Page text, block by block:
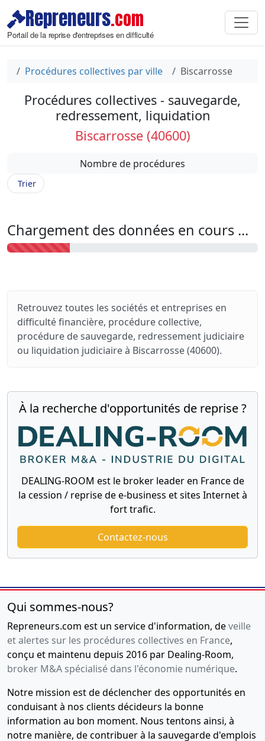
Repreneurs.com
Portail de la reprise d'entreprises en difficulté
Procédures collectives par ville Biscarrosse
Procédures collectives - sauvegarde,
redressement, liquidation
Biscarrosse (40600)
Nombre de procédures
Trier
Chargement des données en cours ...
Retrouvez toutes les sociétés et entreprises en
difficulté financière, procédure collective,
procédure de sauvegarde, redressement judiciaire
ou liquidation judiciaire à Biscarrosse (40600).
À la recherche d'opportunités de reprise ?
DEALING-ROOM est le broker leader en France de
la cession / reprise de e-business et sites Internet à
fort trafic.
Contactez-nous
Qui sommes-nous?
Repreneurs.com est un service d'information, deveille
et alertes sur les procédures collectives en France,
conçu et maintenu depuis 2016 par Dealing-Room,
broker M&A spécialisé dans l'économie numérique.
Notre mission est de déclencher des opportunités en
conduisant à nos clients décideurs la bonne
information au bon moment. Nous tentons ainsi, à
notre manière, de contribuer à la sauvegarde d'emplois